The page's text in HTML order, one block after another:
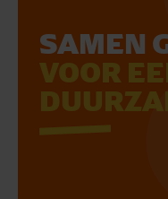
SAMEN
VOOR